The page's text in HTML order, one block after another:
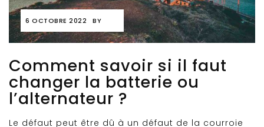
6 OCTOBRE 2022 BY
Comment savoir si il faut
changer la batterie ou
l’alternateur ?
Le défaut peut être dû à un défaut de la courroie